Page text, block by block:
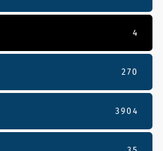
4
270
3904